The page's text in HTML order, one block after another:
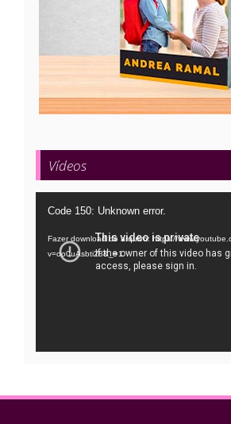
Vídeos
Tocador
vídeo
Code 150: Unknown error.
Fazer download do arquivo: https://
v=oo0uAsbti28&_=1